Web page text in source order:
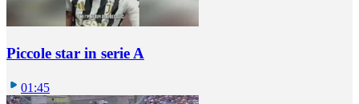
Piccole star in serie A
01:45